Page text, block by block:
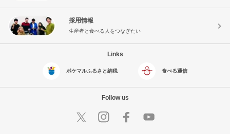
採用情報
生産者と食べる人をつなぎたい
Links
ポケマルふるさと納税 食べる通信
Follow us